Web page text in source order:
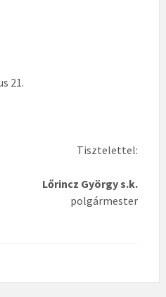
21.
Tisztelettel:
Lőrincz György s.k.
polgármester